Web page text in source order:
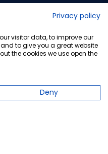
Privacy policy
visitor data, to improve our
to give you a great website
the cookies we use open the
Deny